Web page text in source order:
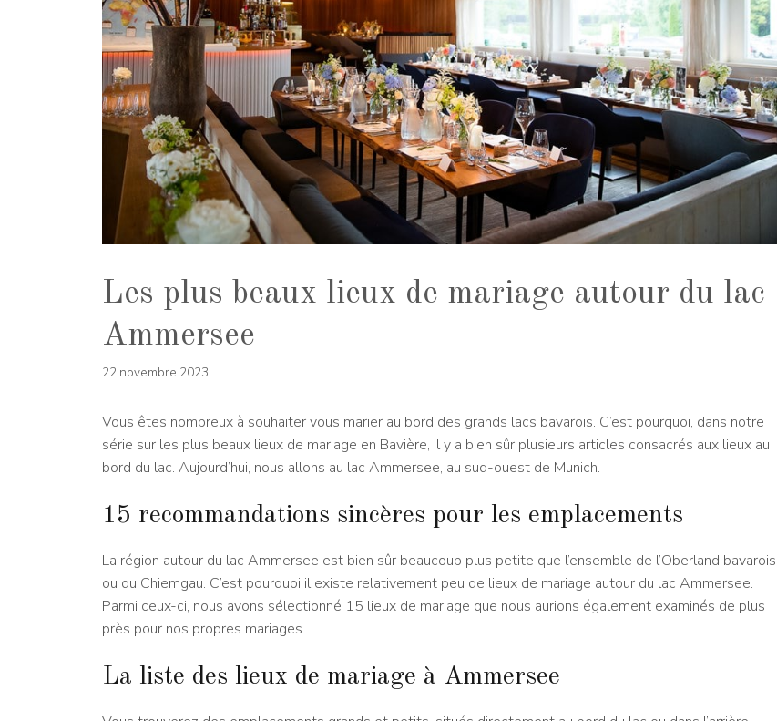
Les plus beaux lieux de mariage autour du lac
Ammersee
22 novembre 2023
Vous êtes nombreux à souhaiter vous marier au bord des grands lacs bavarois. C’est pourquoi, dans notre
série sur les plus beaux lieux de mariage en Bavière, il y a bien sûr plusieurs articles consacrés aux lieux au
bord du lac. Aujourd’hui, nous allons au lac Ammersee, au sud-ouest de Munich.
15 recommandations sincères pour les emplacements
La région autour du lac Ammersee est bien sûr beaucoup plus petite que l’ensemble de l’Oberland bavarois
ou du Chiemgau. C’est pourquoi il existe relativement peu de lieux de mariage autour du lac Ammersee.
Parmi ceux-ci, nous avons sélectionné 15 lieux de mariage que nous aurions également examinés de plus
près pour nos propres mariages.
La liste des lieux de mariage à Ammersee